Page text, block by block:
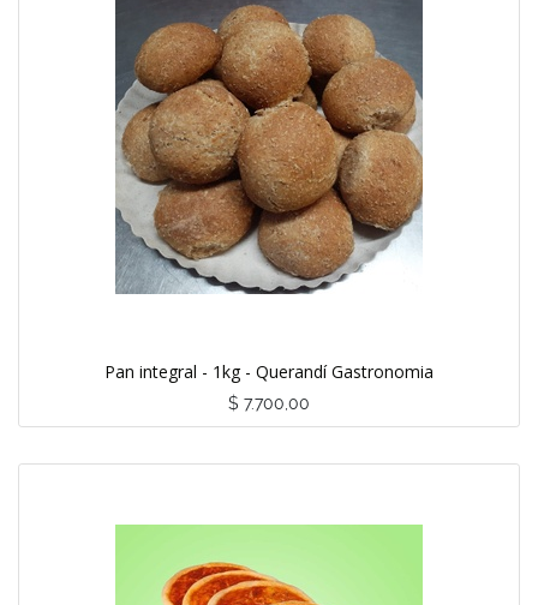
Pan integral - 1kg - Querandí Gastronomia
$ 7.700,00